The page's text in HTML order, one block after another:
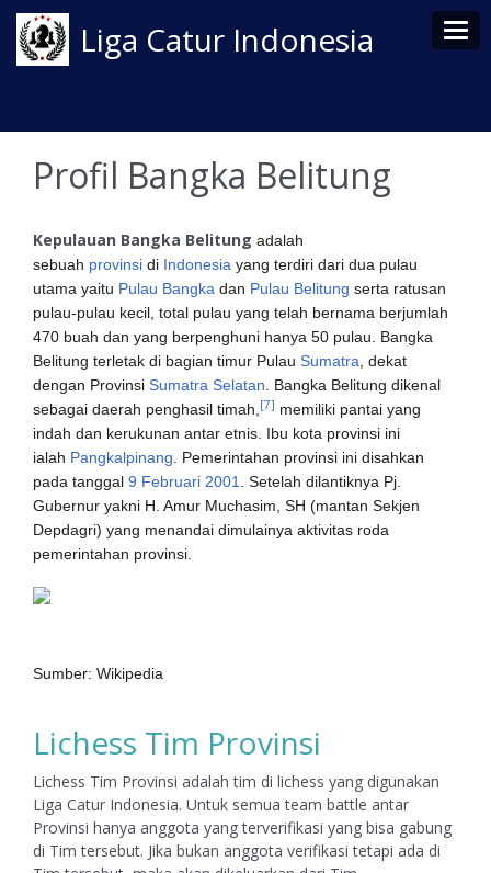
Liga Catur Indonesia
Profil Bangka Belitung
Kepulauan Bangka Belitung adalah
sebuah provinsi di Indonesia yang terdiri dari dua pulau
utama yaitu Pulau Bangka dan Pulau Belitung serta ratusan
pulau-pulau kecil, total pulau yang telah bernama berjumlah
470 buah dan yang berpenghuni hanya 50 pulau. Bangka
Belitung terletak di bagian timur Pulau Sumatra , dekat
dengan Provinsi Sumatra Selatan . Bangka Belitung dikenal
sebagai daerah penghasil timah, [7] memiliki pantai yang
indah dan kerukunan antar etnis. Ibu kota provinsi ini
ialah Pangkalpinang . Pemerintahan provinsi ini disahkan
pada tanggal 9 Februari 2001
. Setelah dilantiknya Pj.
Gubernur yakni H. Amur Muchasim, SH (mantan Sekjen
Depdagri) yang menandai dimulainya aktivitas roda
pemerintahan provinsi.
Sumber: Wikipedia
Lichess Tim Provinsi
Lichess Tim Provinsi adalah tim di lichess yang digunakan
Liga Catur Indonesia. Untuk semua team battle antar
Provinsi hanya anggota yang terverifikasi yang bisa gabung
di Tim tersebut. Jika bukan anggota verifikasi tetapi ada di